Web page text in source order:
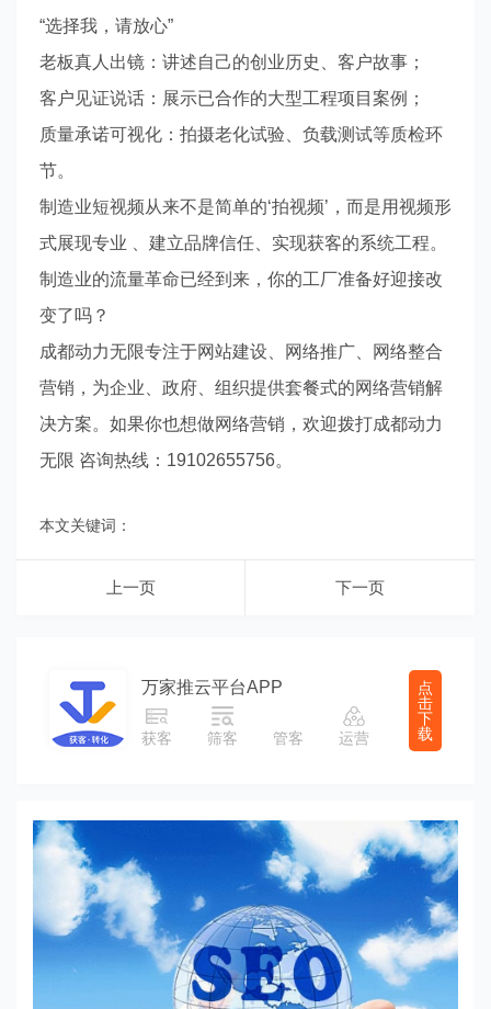
“选择我，请放心”
老板真人出镜：讲述自己的创业历史、客户故事；
客户见证说话：展示已合作的大型工程项目案例；
质量承诺可视化：拍摄老化试验、负载测试等质检环
节。
制造业短视频从来不是简单的‘拍视频’，而是用视频形
式展现专业 、建立品牌信任、实现获客的系统工程。
制造业的流量革命已经到来，你的工厂准备好迎接改
变了吗？
成都动力无限专注于网站建设、网络推广、网络整合
营销，为企业、政府、组织提供套餐式的网络营销解
决方案。如果你也想做网络营销，欢迎拨打成都动力
无限 咨询热线：19102655756。
本文关键词：
上一页 下一页
万家推云平台APP
获客 筛客 管客 运营
点
击
下
载